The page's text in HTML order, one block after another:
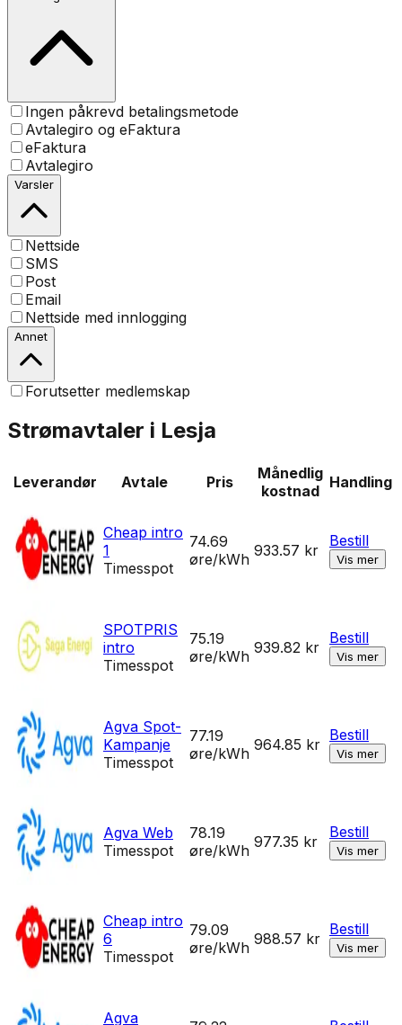
Ingen påkrevd betalingsmetode
Avtalegiro og eFaktura
eFaktura
Avtalegiro
Varsler
Nettside
SMS
Post
Email
Nettside med innlogging
Annet
Forutsetter medlemskap
Strømavtaler i Lesja
Leverandør Avtale Pris
Månedlig
kostnad
Handling
Cheap intro
1
Timesspot
74.69
øre/kWh 933.57 kr
Bestill
Vis mer
SPOTPRIS
intro
Timesspot
75.19
øre/kWh 939.82 kr
Bestill
Vis mer
Agva Spot-
Kampanje
Timesspot
77.19
øre/kWh 964.85 kr
Bestill
Vis mer
Agva Web
Timesspot
78.19
øre/kWh 977.35 kr
Bestill
Vis mer
Cheap intro
6
Timesspot
79.09
øre/kWh 988.57 kr
Bestill
Vis mer
Agva